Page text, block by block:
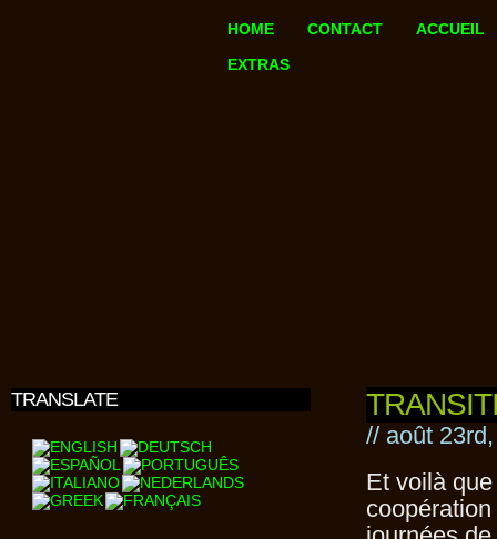
HOME CONTACT
ACCUEIL
EXTRAS
// août
Et voilà
coopération
TRANSLATE